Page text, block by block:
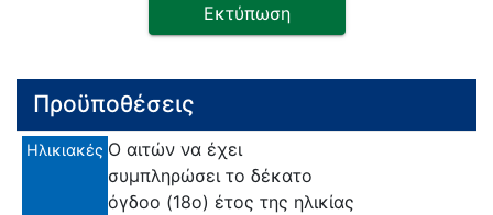
Εκτύπωση
Προϋποθέσεις
Ηλικιακές Ο αιτών να έχει
συμπληρώσει το δέκατο
όγδοο (18ο) έτος της ηλικίας